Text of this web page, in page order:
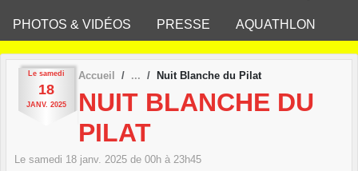
PHOTOS & VIDÉOS PRESSE AQUATHLON
Le samedi
18
JANV. 2025
Accueil Nuit Blanche du Pilat
NUIT BLANCHE DU
PILAT
Le samedi 18 janv. 2025 de 00h à 23h45